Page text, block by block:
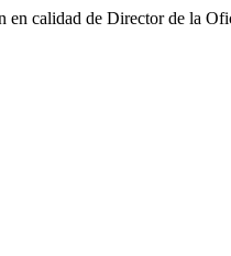
calidad de Director de la